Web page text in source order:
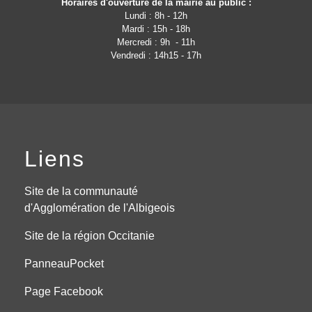
Horaires d'ouverture de la mairie au public :
Lundi : 8h - 12h
Mardi : 15h - 18h
Mercredi : 9h - 11h
Vendredi : 14h15 - 17h
Liens
Site de la communauté
d'Agglomération de l'Albigeois
Site de la région Occitanie
PanneauPocket
Page Facebook